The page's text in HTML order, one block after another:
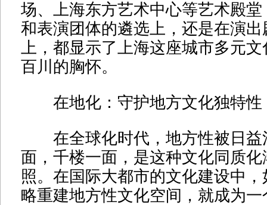
场、上海东方艺术中心等艺术殿
和表演团体的遴选上，还是在演
上，都显示了上海这座城市多元
百川的胸怀。
在地化：守护地方文化独特性
在全球化时代，地方性被日益
面，千楼一面，是这种文化同质
照。在国际大都市的文化建设中
略重建地方性文化空间，就成为